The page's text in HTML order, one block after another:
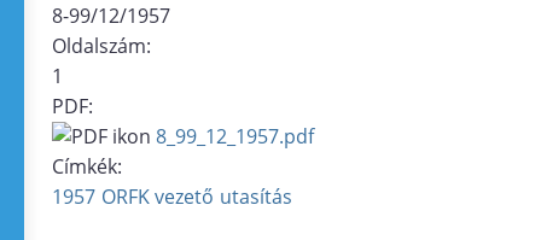
8-99/12/1957
Oldalszám:
1
PDF:
8_99_12_1957.pdf
Címkék:
1957 ORFK vezető utasítás